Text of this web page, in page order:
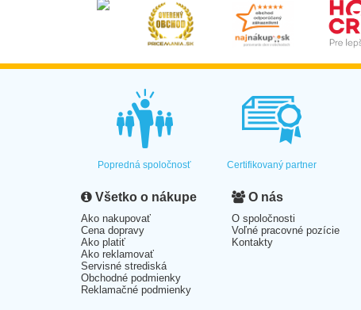
Popredná spoločnosť Certifikovaný partner
Všetko o nákupe
Ako nakupovať
Cena dopravy
Ako platiť
Ako reklamovať
Servisné strediská
Obchodné podmienky
Reklamačné podmienky
O nás
O spoločnosti
Voľné pracovné pozície
Kontakty